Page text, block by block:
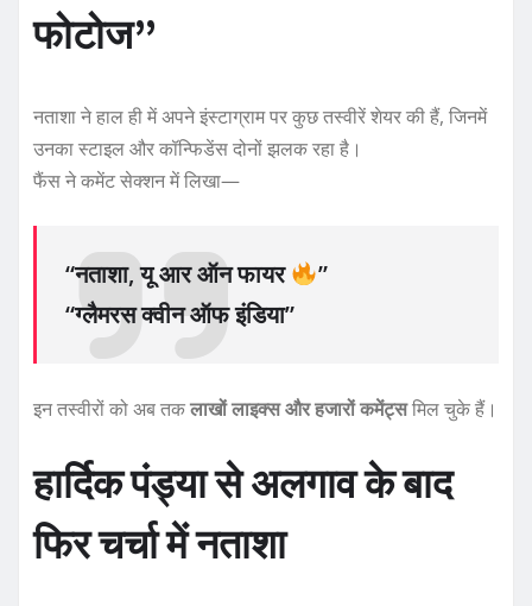
फोटोज”
नताशा ने हाल ही में अपने इंस्टाग्राम पर कुछ तस्वीरें शेयर की हैं, जिनमें
उनका स्टाइल और कॉन्फिडेंस दोनों झलक रहा है।
फैंस ने कमेंट सेक्शन में लिखा—
“नताशा, यू आर ऑन फायर
”
“ग्लैमरस क्वीन ऑफ इंडिया”
इन तस्वीरों को अब तकलाखों लाइक्स और हजारों कमेंट्समिल चुके हैं।
हार्दिक पंड्या से अलगाव के बाद
फिर चर्चा में नताशा